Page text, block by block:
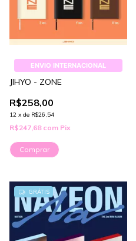
ENVIO INTERNACIONAL
JIHYO - ZONE
R$258,00
12 x de R$26,54
R$247,68 com Pix
Comprar
GRÁTIS